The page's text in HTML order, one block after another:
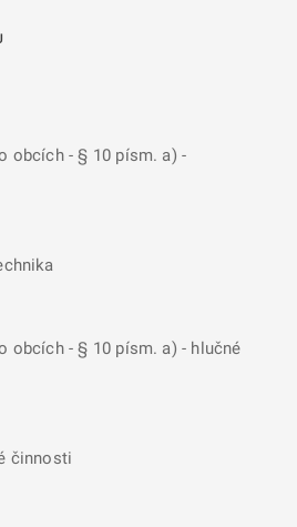
obcích - § 10 písm. a) -
obcích - § 10 písm. a) - hlučné
činnosti